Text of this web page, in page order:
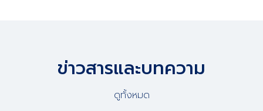
ข่าวสารและบทความ
ดูทั้งหมด